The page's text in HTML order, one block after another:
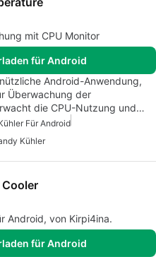
mit CPU Monitor
für Android
Android-Anwendung,
Überwachung der
die CPU-Nutzung und…
Für Android
Kühler
Cooler
Android, von Kirpi4ina.
für Android